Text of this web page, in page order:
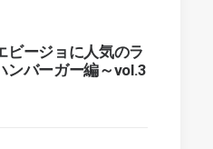
ビージョに人気のラ
ンバーガー編～vol.3